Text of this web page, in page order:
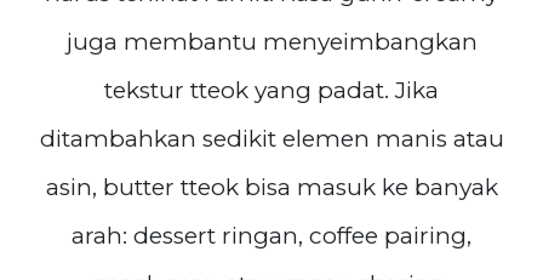
juga membantu menyeimbangkan
tekstur tteok yang padat. Jika
ditambahkan sedikit elemen manis atau
asin, butter tteok bisa masuk ke banyak
arah: dessert ringan, coffee pairing,